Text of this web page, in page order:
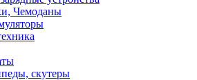
Чемоданы
скутеры